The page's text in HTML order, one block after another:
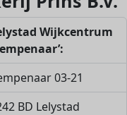
Wijkcentrum
03-21
BD Lelystad